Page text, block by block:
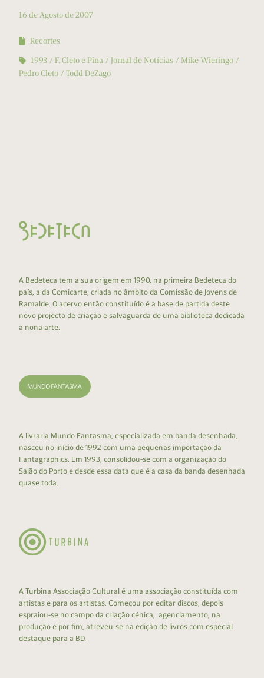
16 de Agosto de 2007
Recortes
1993
F. Cleto e Pina Jornal de Notícias
Mike Wieringo
Pedro Cleto
Todd DeZago
A Bedeteca tem a sua origem em 1990, na primeira Bedeteca do
país, a da Comicarte, criada no âmbito da Comissão de Jovens de
Ramalde. O acervo então constituído é a base de partida deste
novo projecto de criação e salvaguarda de uma biblioteca dedicada
à nona arte.
A livraria Mundo Fantasma, especializada em banda desenhada,
nasceu no início de 1992 com uma pequenas importação da
Fantagraphics. Em 1993, consolidou-se com a organização do
Salão do Porto e desde essa data que é a casa da banda desenhada
quase toda.
A Turbina Associação Cultural é uma associação constituída com
artistas e para os artistas. Começou por editar discos, depois
espraiou-se no campo da criação cénica, agenciamento, na
produção e por fim, atreveu-se na edição de livros com especial
destaque para a BD.